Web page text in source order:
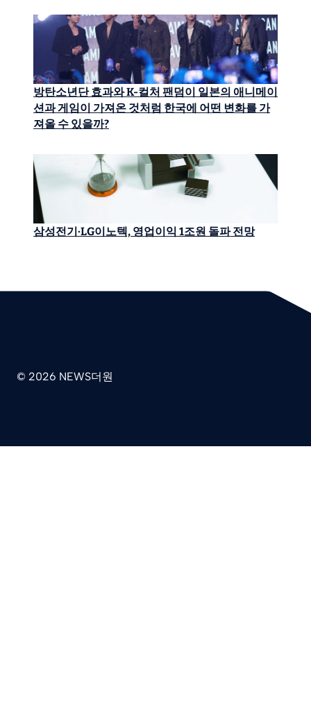
방탄소년단 효과와 K-컬처 팬덤이 일본의 애니메이
션과 게임이 가져온 것처럼 한국에 어떤 변화를 가
져올 수 있을까?
삼성전기·LG이노텍, 영업이익 1조원 돌파 전망
© 2026 NEWS더원